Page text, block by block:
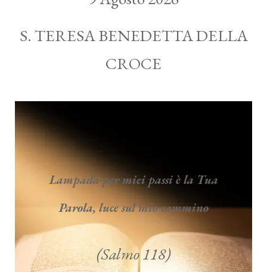
S. TERESA BENEDETTA DELLA
CROCE
Lampada per miei passi è la Tua
Parola, luce sul mio cammino
(Salmo 118)